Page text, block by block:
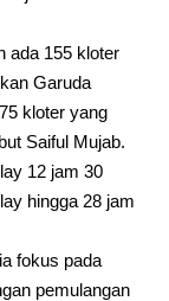
ada 155 kloter
Garuda
kloter yang
Saiful Mujab.
12 jam 30
hingga 28 jam
fokus pada
pemulangan